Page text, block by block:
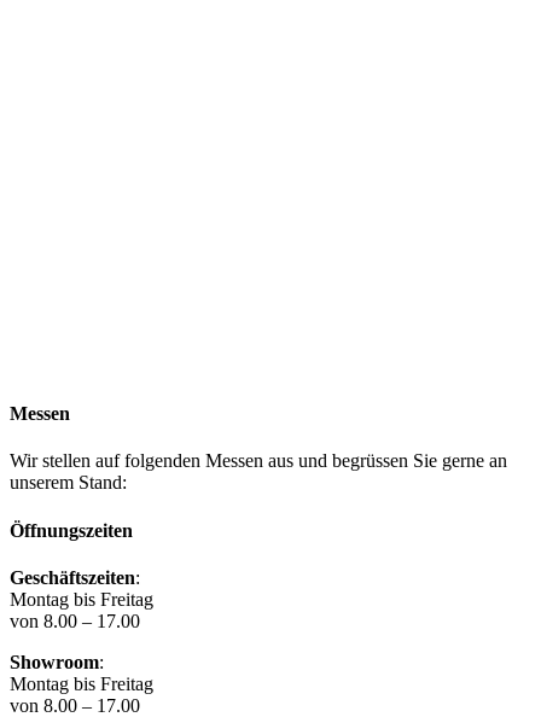
Messen
Wir stellen auf folgenden Messen aus und begrüssen Sie gerne an
unserem Stand:
Öffnungszeiten
Geschäftszeiten:
Montag bis Freitag
von 8.00 – 17.00
Showroom:
Montag bis Freitag
von 8.00 – 17.00